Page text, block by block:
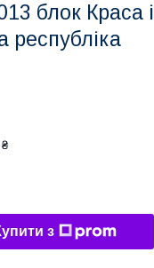
блок Краса і
республіка
з